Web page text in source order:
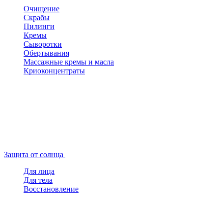
Очищение
Скрабы
Пилинги
Кремы
Сыворотки
Обертывания
Массажные кремы и масла
Криоконцентраты
Защита от солнца
Для лица
Для тела
Восстановление